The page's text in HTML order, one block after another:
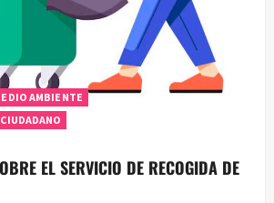
AMBIENTE
EL SERVICIO DE RECOGIDA DE